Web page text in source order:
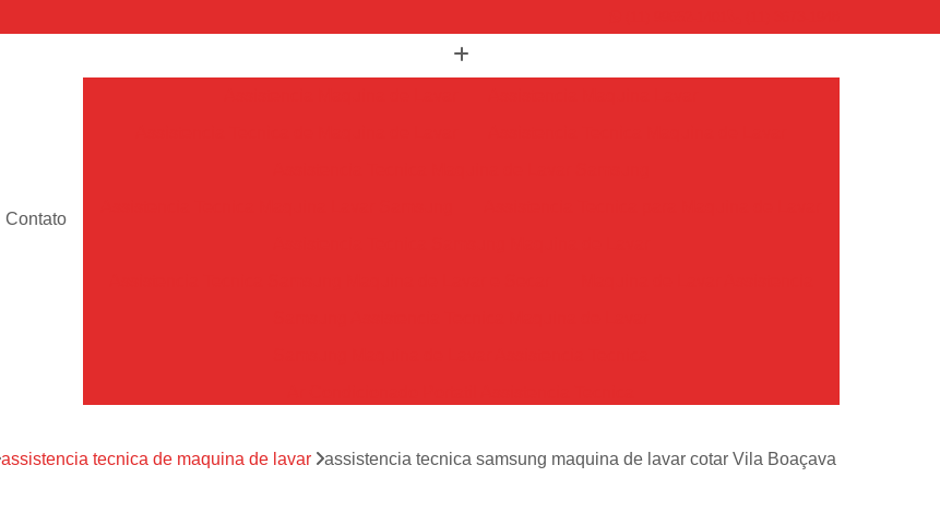
Contato
Assistencia Tecnica Ar Condicionado Portatil
assistencia tecnica de maquina de lavar assistencia tecnica samsung maquina de lavar cotar Vila Boaçava